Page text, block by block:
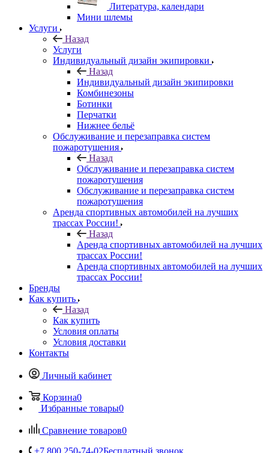
Литература, календари
Мини шлемы
Услуги
Назад
Услуги
Индивидуальный дизайн экипировки
Назад
Индивидуальный дизайн экипировки
Комбинезоны
Ботинки
Перчатки
Нижнее бельё
Обслуживание и перезаправка систем
пожаротушения
Назад
Обслуживание и перезаправка систем
пожаротушения
Обслуживание и перезаправка систем
пожаротушения
Аренда спортивных автомобилей на лучших
трассах России!
Назад
Аренда спортивных автомобилей на лучших
трассах России!
Аренда спортивных автомобилей на лучших
трассах России!
Бренды
Как купить
Назад
Как купить
Условия оплаты
Условия доставки
Контакты
Личный кабинет
Корзина0
Избранные товары0
Сравнение товаров0
+7 800 250-74-02Бесплатный звонок